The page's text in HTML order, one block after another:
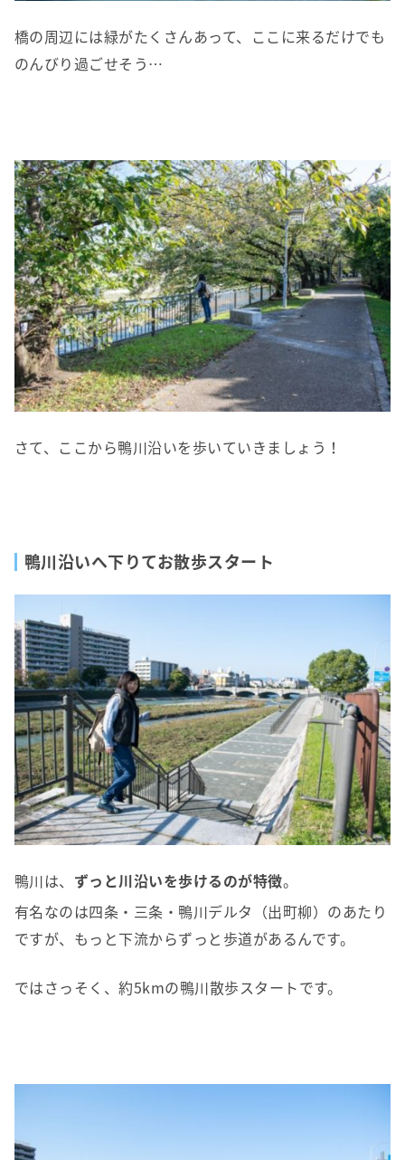
橋の周辺には緑がたくさんあって、ここに来るだけでも
のんびり過ごせそう…
さて、ここから鴨川沿いを歩いていきましょう！
鴨川沿いへ下りてお散歩スタート
鴨川は、 ずっと川沿いを歩けるのが特徴。
有名なのは四条・三条・鴨川デルタ（出町柳）のあたり
ですが、もっと下流からずっと歩道があるんです。
ではさっそく、約5kmの鴨川散歩スタートです。